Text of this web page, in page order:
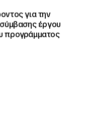
για την
έργου
προγράμματος